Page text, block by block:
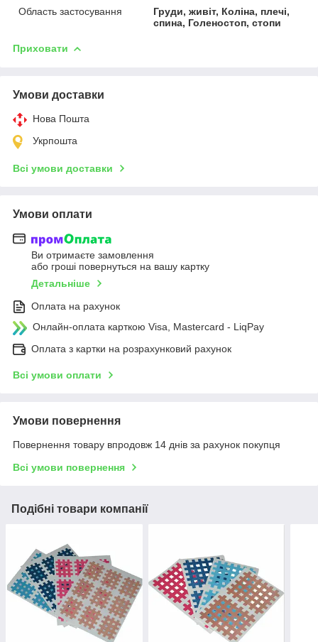
Область застосування
Груди, живіт, Коліна, плечі,
спина, Голеностоп, стопи
Приховати
Умови доставки
Нова Пошта
Укрпошта
Всі умови доставки
Умови оплати
Ви отримаєте замовлення
або гроші повернуться на вашу картку
Детальніше
Оплата на рахунок
Онлайн-оплата карткою Visa, Mastercard - LiqPay
Оплата з картки на розрахунковий рахунок
Всі умови оплати
Умови повернення
Повернення товару впродовж 14 днів за рахунок покупця
Всі умови повернення
Подібні товари компанії